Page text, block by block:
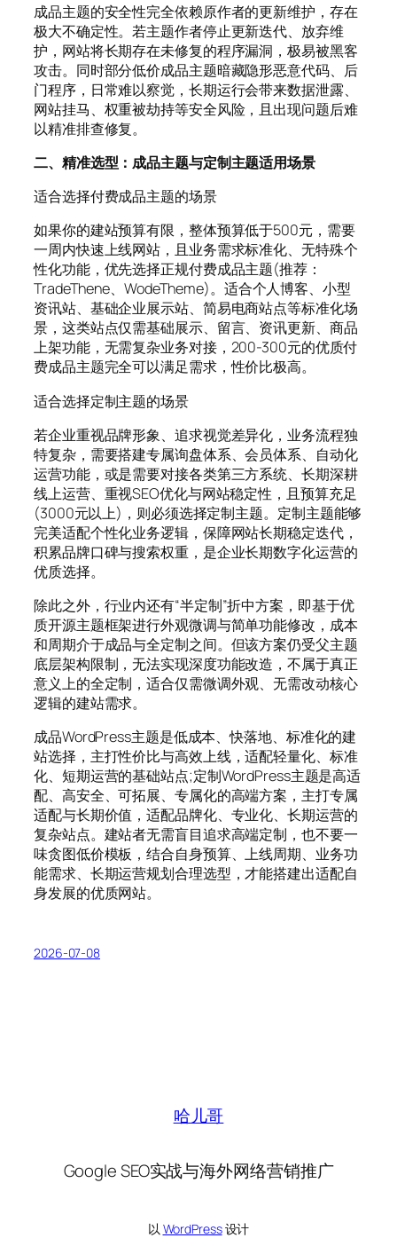
成品主题的安全性完全依赖原作者的更新维护，存在
极大不确定性。若主题作者停止更新迭代、放弃维
护，网站将长期存在未修复的程序漏洞，极易被黑客
攻击。同时部分低价成品主题暗藏隐形恶意代码、后
门程序，日常难以察觉，长期运行会带来数据泄露、
网站挂马、权重被劫持等安全风险，且出现问题后难
以精准排查修复。
二、精准选型：成品主题与定制主题适用场景
适合选择付费成品主题的场景
如果你的建站预算有限，整体预算低于500元，需要
一周内快速上线网站，且业务需求标准化、无特殊个
性化功能，优先选择正规付费成品主题(推荐：
TradeThene、WodeTheme)。适合个人博客、小型
资讯站、基础企业展示站、简易电商站点等标准化场
景，这类站点仅需基础展示、留言、资讯更新、商品
上架功能，无需复杂业务对接，200-300元的优质付
费成品主题完全可以满足需求，性价比极高。
适合选择定制主题的场景
若企业重视品牌形象、追求视觉差异化，业务流程独
特复杂，需要搭建专属询盘体系、会员体系、自动化
运营功能，或是需要对接各类第三方系统、长期深耕
线上运营、重视SEO优化与网站稳定性，且预算充足
(3000元以上)，则必须选择定制主题。定制主题能够
完美适配个性化业务逻辑，保障网站长期稳定迭代，
积累品牌口碑与搜索权重，是企业长期数字化运营的
优质选择。
除此之外，行业内还有“半定制”折中方案，即基于优
质开源主题框架进行外观微调与简单功能修改，成本
和周期介于成品与全定制之间。但该方案仍受父主题
底层架构限制，无法实现深度功能改造，不属于真正
意义上的全定制，适合仅需微调外观、无需改动核心
逻辑的建站需求。
成品WordPress主题是低成本、快落地、标准化的建
站选择，主打性价比与高效上线，适配轻量化、标准
化、短期运营的基础站点;定制WordPress主题是高适
配、高安全、可拓展、专属化的高端方案，主打专属
适配与长期价值，适配品牌化、专业化、长期运营的
复杂站点。建站者无需盲目追求高端定制，也不要一
味贪图低价模板，结合自身预算、上线周期、业务功
能需求、长期运营规划合理选型，才能搭建出适配自
身发展的优质网站。
2026-07-08
哈儿哥
Google SEO实战与海外网络营销推广
以 WordPress设计